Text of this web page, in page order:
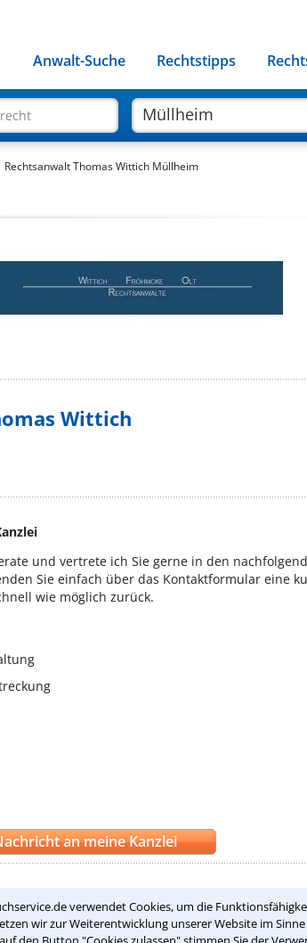
verwendet Cookies, um die
wir zur Weiterentwicklung unserer Website im
Anwalt-Suche Rechtstipps
Rechtsanwalt Thomas Wittich Müllheim
Wittich
und vertrete ich Sie gerne in den nachfolgend
Sie einfach über das Kontaktformular eine
wie möglich zurück.
an meine Kanzlei
Diesen Anwalt bewerten